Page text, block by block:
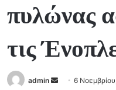
πυλώνας
τις
admin
Send6